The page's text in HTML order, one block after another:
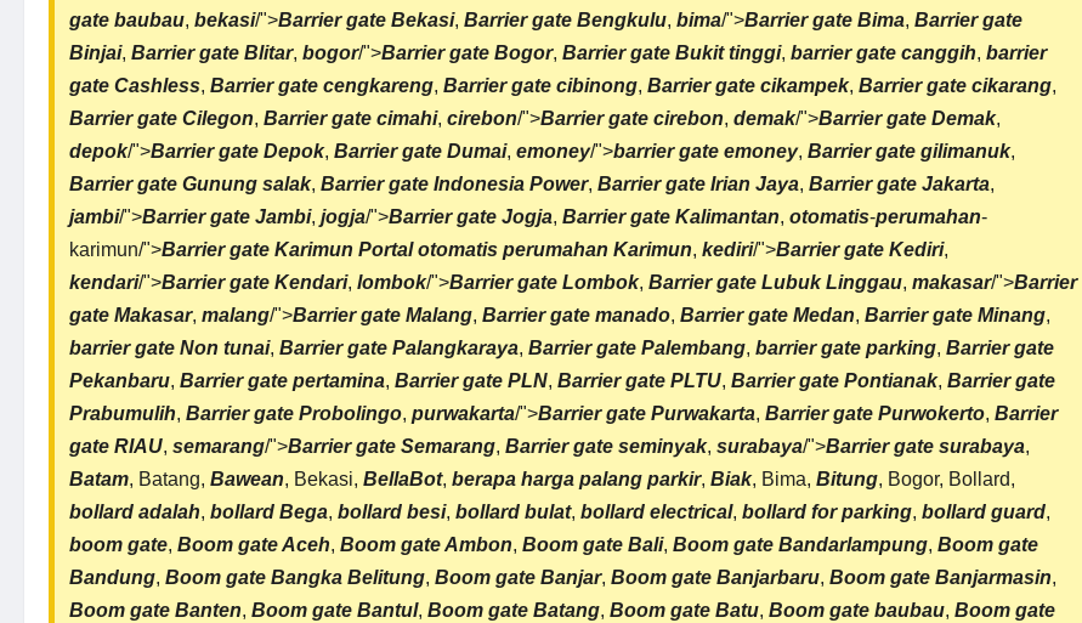
gate baubau, bekasi/">Barrier gate Bekasi, Barrier gate Bengkulu, bima/">Barrier gate Bima, Barrier gate
Binjai, Barrier gate Blitar, bogor/">Barrier gate Bogor, Barrier gate Bukit tinggi, barrier gate canggih, barrier
gate Cashless, Barrier gate cengkareng, Barrier gate cibinong, Barrier gate cikampek, Barrier gate cikarang,
Barrier gate Cilegon, Barrier gate cimahi, cirebon/">Barrier gate cirebon, demak/">Barrier gate Demak,
depok/">Barrier gate Depok, Barrier gate Dumai, emoney/">barrier gate emoney, Barrier gate gilimanuk,
Barrier gate Gunung salak, Barrier gate Indonesia Power, Barrier gate Irian Jaya, Barrier gate Jakarta,
jambi/">Barrier gate Jambi, jogja/">Barrier gate Jogja, Barrier gate Kalimantan, otomatis-perumahan-
karimun/">Barrier gate Karimun Portal otomatis perumahan Karimun, kediri/">Barrier gate Kediri,
kendari/">Barrier gate Kendari, lombok/">Barrier gate Lombok, Barrier gate Lubuk Linggau, makasar/">Barrier
gate Makasar, malang/">Barrier gate Malang, Barrier gate manado, Barrier gate Medan, Barrier gate Minang,
barrier gate Non tunai, Barrier gate Palangkaraya, Barrier gate Palembang, barrier gate parking, Barrier gate
Pekanbaru, Barrier gate pertamina, Barrier gate PLN, Barrier gate PLTU, Barrier gate Pontianak, Barrier gate
Prabumulih, Barrier gate Probolingo, purwakarta/">Barrier gate Purwakarta, Barrier gate Purwokerto, Barrier
gate RIAU, semarang/">Barrier gate Semarang, Barrier gate seminyak, surabaya/">Barrier gate surabaya,
Batam, Batang, Bawean, Bekasi, BellaBot, berapa harga palang parkir, Biak, Bima, Bitung, Bogor, Bollard,
bollard adalah, bollard Bega, bollard besi, bollard bulat, bollard electrical, bollard for parking, bollard guard,
boom gate, Boom gate Aceh, Boom gate Ambon, Boom gate Bali, Boom gate Bandarlampung, Boom gate
Bandung, Boom gate Bangka Belitung, Boom gate Banjar, Boom gate Banjarbaru, Boom gate Banjarmasin,
Boom gate Banten, Boom gate Bantul, Boom gate Batang, Boom gate Batu, Boom gate baubau, Boom gate